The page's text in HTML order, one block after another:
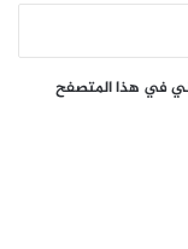
في هذا المتصفح